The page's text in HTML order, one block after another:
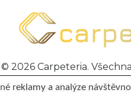
© 2026 Carpeteria.
Partneři:Carpeteria HU,
reklamy a analýze